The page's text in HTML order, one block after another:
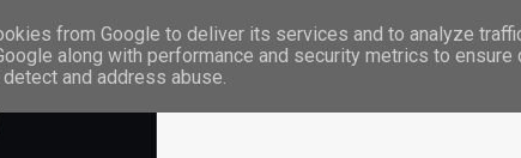
from Google to deliver its services and to analyze
along with performance and security metrics to
and address abuse.